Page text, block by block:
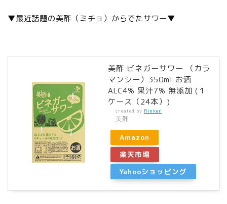
▼最近話題の美酢（ミチョ）からでたサワー▼
美酢 ビネガーサワー （カラ
マンシー）350ml お酒
ALC4% 果汁7% 無添加 (１
ケース（24本）)
created by Rinker
美酢
Amazon
楽天市場
Yahooショッピング